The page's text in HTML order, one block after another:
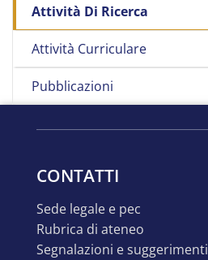
Attività Di Ricerca
Attività Curriculare
Pubblicazioni
CONTATTI
sede legale e pec
rubrica di ateneo
segnalazioni e suggerimenti